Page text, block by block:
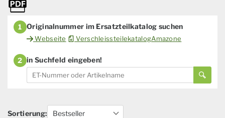
1 Originalnummer im Ersatzteilkatalog suchen
Webseite VerschleissteilekatalogAmazone
2 in Suchfeld eingeben!
Sortierung: